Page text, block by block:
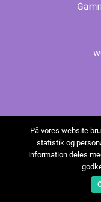
På vores website
statistik og
information deles